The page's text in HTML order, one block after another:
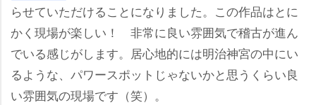
らせていただけることになりました。この作品はとに
かく現場が楽しい！ 非常に良い雰囲気で稽古が進ん
でいる感じがします。居心地的には明治神宮の中にい
るような、パワースポットじゃないかと思うくらい良
い雰囲気の現場です（笑）。